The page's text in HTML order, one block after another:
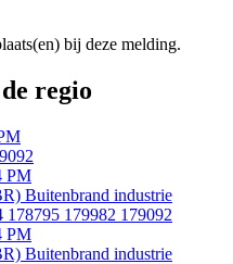
bij deze melding.
regio
PM
Buitenbrand industrie
178795 179982 179092
PM
Buitenbrand industrie